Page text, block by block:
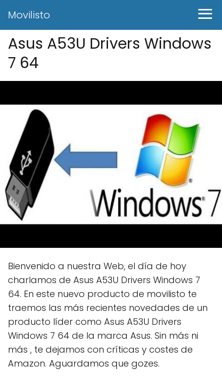
Movilisto
Asus A53U Drivers Windows
7 64
Bienvenido a nuestra Web, el día de hoy
charlamos de Asus A53U Drivers Windows 7
64. En este nuevo producto de movilisto te
traemos las más recientes novedades de un
producto líder como Asus A53U Drivers
Windows 7 64 de la marca Asus. Sin más ni
más , te dejamos con críticas y costes de
Amazon. Aguardamos que gozes.